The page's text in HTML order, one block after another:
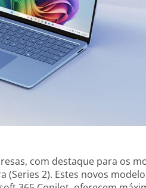
com destaque para os
2). Estes novos